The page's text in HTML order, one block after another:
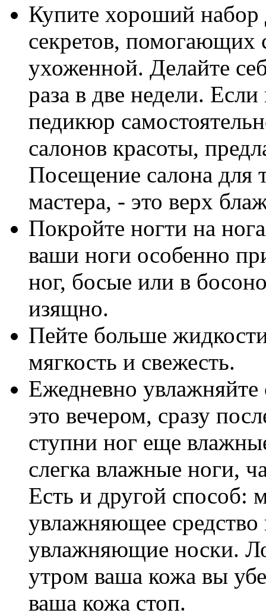
Купите хороший
секретов, помогающих
ухоженной. Делайте
раза в две недели.
педикюр
салонов красоты,
Посещение салона для
мастера, - это верх
Покройте ногти на
ваши ноги особенно
ног, босые или в
изящно.
Пейте больше
мягкость и свежесть.
Ежедневно увлажняйте
это вечером, сразу
ступни ног еще
слегка влажные ноги,
Есть и другой способ:
увлажняющее средство
увлажняющие носки.
утром ваша кожа вы
ваша кожа стоп.